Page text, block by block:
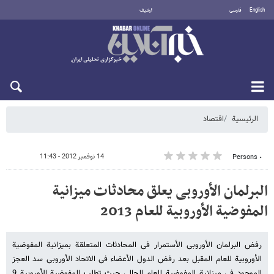
English فارسی أرشيف
الرئيسية اقتصاد
٠ Persons 14 نوفمبر 2012 - 11:43
البرلمان الأوروبی یعلق محادثات میزانیة
المفوضیة الأوروبیة للعام 2013
رفض البرلمان الأوروبی الأستمرار فی المحادثات المتعلقة بمیزانیة المفوضیة
الأوروبیة للعام المقبل بعد رفض الدول الأعضاء فی الاتحاد الأوروبی سد العجز